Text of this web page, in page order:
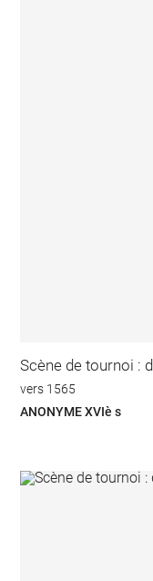
Scène de tournoi :
vers 1565
ANONYME XVIè s